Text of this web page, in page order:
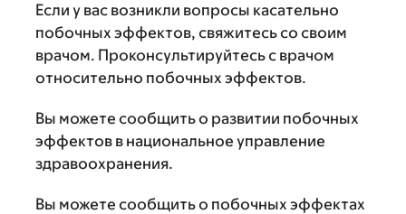
Если у вас возникли вопросы касательно
побочных эффектов, свяжитесь со своим
врачом. Проконсультируйтесь с врачом
относительно побочных эффектов.
Вы можете сообщить о развитии побочных
эффектов в национальное управление
здравоохранения.
Вы можете сообщить о побочных эффектах